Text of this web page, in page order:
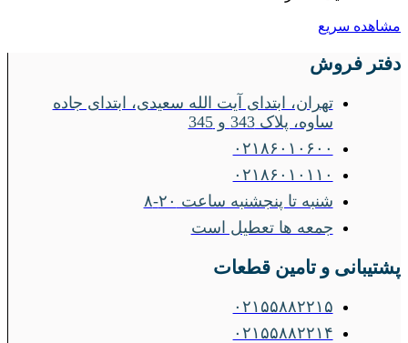
مشاهده سریع
دفتر فروش
تهران، ابتدای آیت الله سعیدی، ابتدای جاده
ساوه، پلاک 343 و 345
۰۲۱۸۶۰۱۰۶۰۰
۰۲۱۸۶۰۱۰۱۱۰
شنبه تا پنجشنبه ساعت ۲۰-۸
جمعه ها تعطیل است
پشتیبانی و تامین قطعات
۰۲۱۵۵۸۸۲۲۱۵
۰۲۱۵۵۸۸۲۲۱۴